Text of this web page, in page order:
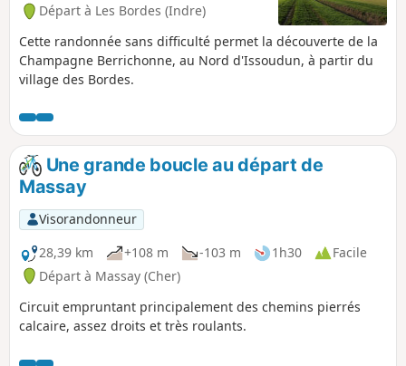
Départ à Les Bordes (Indre)
Cette randonnée sans difficulté permet la découverte de la
Champagne Berrichonne, au Nord d'Issoudun, à partir du
village des Bordes.
Une grande boucle au départ de
Massay
Visorandonneur
28,39 km
+108 m -103 m 1h30
Facile
Départ à Massay (Cher)
Circuit empruntant principalement des chemins pierrés
calcaire, assez droits et très roulants.